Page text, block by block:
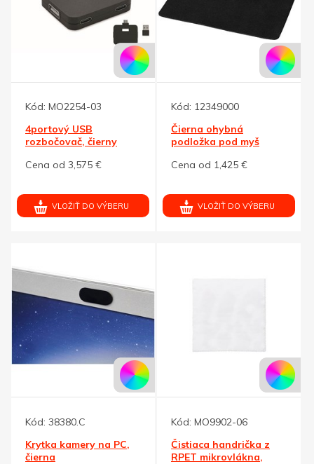
Kód: MO2254-03
4portový USB
rozbočovač, čierny
Cena od 3,575 €
VLOŽIŤ DO VÝBERU
Kód: 12349000
Čierna ohybná
podložka pod myš
Cena od 1,425 €
VLOŽIŤ DO VÝBERU
Kód: 38380.C
Krytka kamery na PC,
čierna
Kód: MO9902-06
Čistiaca handrička z
RPET mikrovlákna,